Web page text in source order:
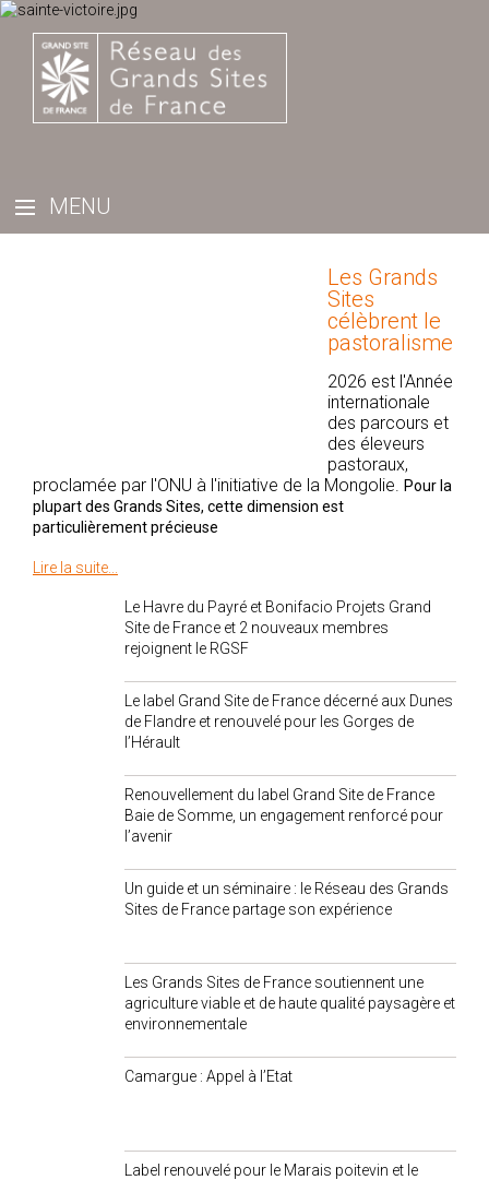
Les Grands
Sites
célèbrent le
pastoralisme
2026 est l'Année
internationale
des parcours et
des éleveurs
pastoraux,
proclamée par l'ONU à l'initiative de la Mongolie. Pour la
plupart des Grands Sites, cette dimension est
particulièrement précieuse
Lire la suite...
Le Havre du Payré et Bonifacio Projets Grand
Site de France et 2 nouveaux membres
rejoignent le RGSF
Le label Grand Site de France décerné aux Dunes
de Flandre et renouvelé pour les Gorges de
l’Hérault
Renouvellement du label Grand Site de France
Baie de Somme, un engagement renforcé pour
l’avenir
Un guide et un séminaire : le Réseau des Grands
Sites de France partage son expérience
Les Grands Sites de France soutiennent une
agriculture viable et de haute qualité paysagère et
environnementale
Camargue : Appel à l’Etat
Label renouvelé pour le Marais poitevin et le